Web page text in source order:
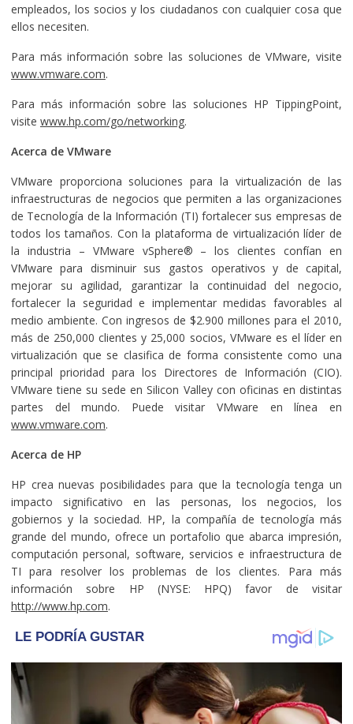
empleados, los socios y los ciudadanos con cualquier cosa que
ellos necesiten.
Para más información sobre las soluciones de VMware, visite
www.vmware.com.
Para más información sobre las soluciones HP TippingPoint,
visite www.hp.com/go/networking.
Acerca de VMware
VMware proporciona soluciones para la virtualización de las
infraestructuras de negocios que permiten a las organizaciones
de Tecnología de la Información (TI) fortalecer sus empresas de
todos los tamaños. Con la plataforma de virtualización líder de
la industria – VMware vSphere® – los clientes confían en
VMware para disminuir sus gastos operativos y de capital,
mejorar su agilidad, garantizar la continuidad del negocio,
fortalecer la seguridad e implementar medidas favorables al
medio ambiente. Con ingresos de $2.900 millones para el 2010,
más de 250,000 clientes y 25,000 socios, VMware es el líder en
virtualización que se clasifica de forma consistente como una
principal prioridad para los Directores de Información (CIO).
VMware tiene su sede en Silicon Valley con oficinas en distintas
partes del mundo. Puede visitar VMware en línea en
www.vmware.com.
Acerca de HP
HP crea nuevas posibilidades para que la tecnología tenga un
impacto significativo en las personas, los negocios, los
gobiernos y la sociedad. HP, la compañía de tecnología más
grande del mundo, ofrece un portafolio que abarca impresión,
computación personal, software, servicios e infraestructura de
TI para resolver los problemas de los clientes. Para más
información sobre HP (NYSE: HPQ) favor de visitar
http://www.hp.com.